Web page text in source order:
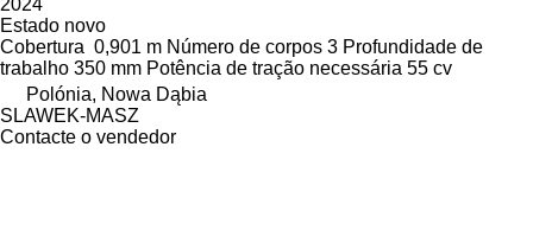
Estado novo
Cobertura 0,901 m Número de corpos 3 Profundidade de
trabalho 350 mm Potência de tração necessária 55 cv
Polónia, Nowa Dąbia
SLAWEK-MASZ
Contacte o vendedor